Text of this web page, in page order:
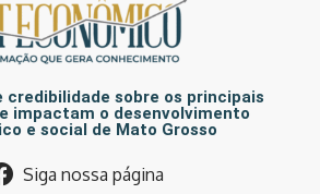
credibilidade sobre os principais
impactam o desenvolvimento
e social de Mato Grosso
Siga nossa página